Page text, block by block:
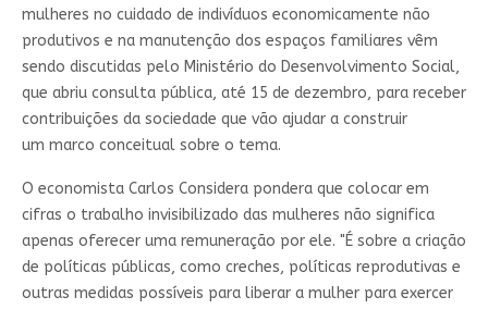
mulheres no cuidado de indivíduos economicamente não
produtivos e na manutenção dos espaços familiares vêm
sendo discutidas pelo Ministério do Desenvolvimento Social,
que abriu consulta pública, até 15 de dezembro, para receber
contribuições da sociedade que vão ajudar a construir
um marco conceitual sobre o tema.
O economista Carlos Considera pondera que colocar em
cifras o trabalho invisibilizado das mulheres não significa
apenas oferecer uma remuneração por ele. "É sobre a criação
de políticas públicas, como creches, políticas reprodutivas e
outras medidas possíveis para liberar a mulher para exercer